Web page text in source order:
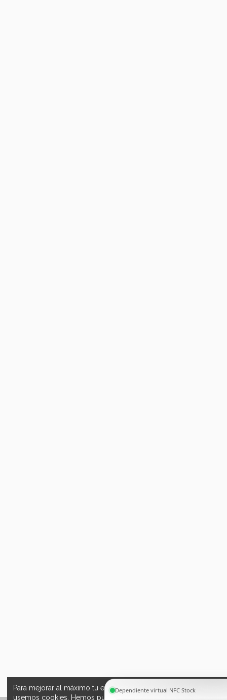
Para mejorar al máximo tu experiencia, esta web utiliza
usemos cookies. Hemos publicado una nueva política de